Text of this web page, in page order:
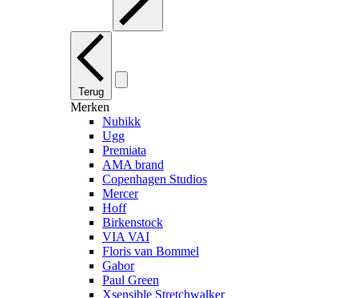
Terug
Merken
Nubikk
Ugg
Premiata
AMA brand
Copenhagen Studios
Mercer
Hoff
Birkenstock
VIA VAI
Floris van Bommel
Gabor
Paul Green
Xsensible Stretchwalker